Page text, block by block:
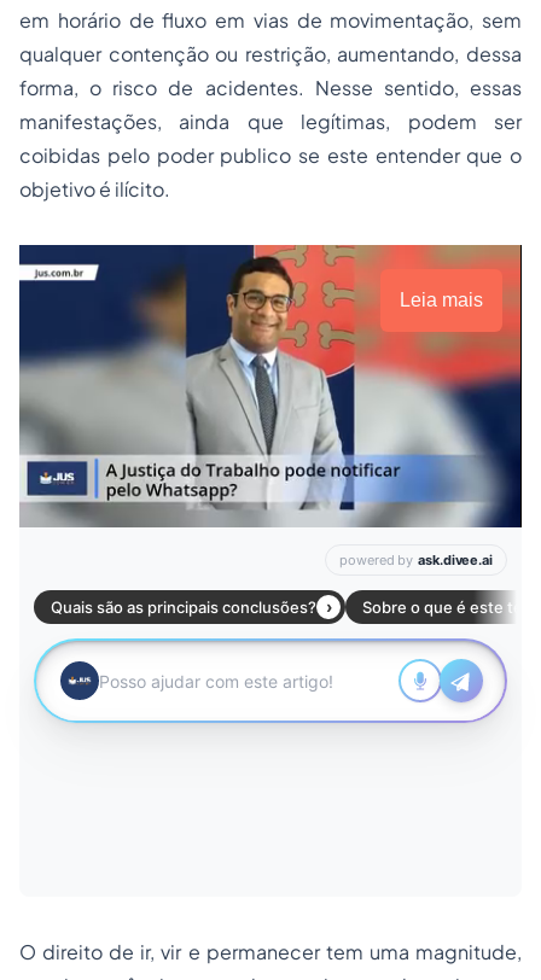
em horário de fluxo em vias de movimentação, sem
qualquer contenção ou restrição, aumentando, dessa
forma, o risco de acidentes. Nesse sentido, essas
manifestações, ainda que legítimas, podem ser
coibidas pelo poder publico se este entender que o
objetivo é ilícito.
Leia mais
O direito de ir, vir e permanecer tem uma magnitude,